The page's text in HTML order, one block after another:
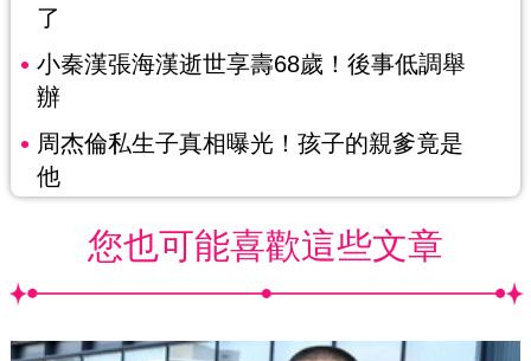
了
小秦漢張海漢逝世享壽68歲！後事低調舉
辦
周杰倫私生子真相曝光！孩子的親爹竟是
他
您也可能喜歡這些文章